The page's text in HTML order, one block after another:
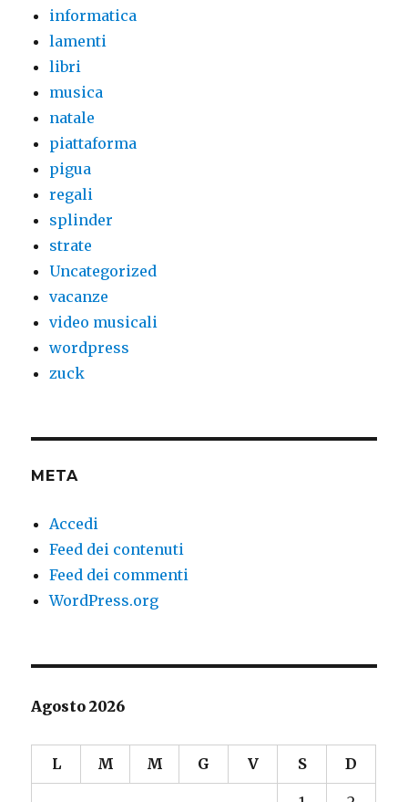
informatica
lamenti
libri
musica
natale
piattaforma
pigua
regali
splinder
strate
Uncategorized
vacanze
video musicali
wordpress
zuck
META
Accedi
Feed dei contenuti
Feed dei commenti
WordPress.org
Agosto 2026
L M M G V S D